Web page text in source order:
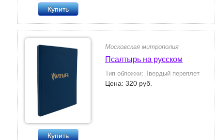
Купить
Купить
Московская митрополия
Псалтырь на русском
Тип обложки: Твердый переплет
Цена: 320 руб.